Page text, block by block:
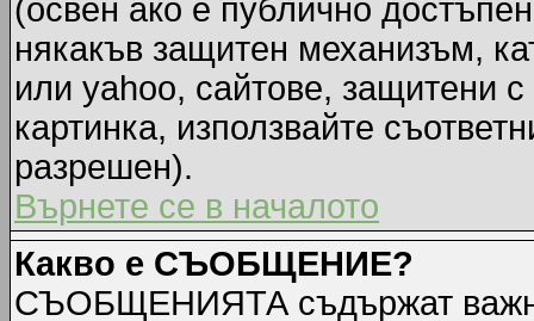
(освен ако е публично
някакъв защитен механизъм,
или yahoo, сайтове, защитени
картинка, използвайте
разрешен).
Върнете се в началото
Какво е СЪОБЩЕНИЕ?
СЪОБЩЕНИЯТА съдържат